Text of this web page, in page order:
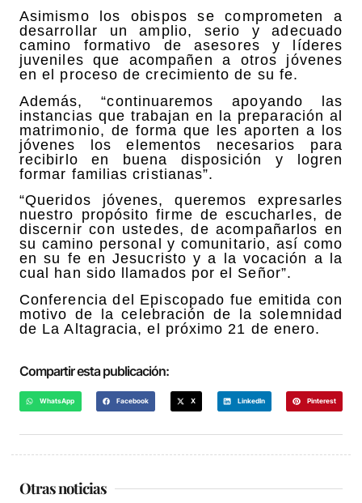
Asimismo los obispos se comprometen a
desarrollar un amplio, serio y adecuado
camino formativo de asesores y líderes
juveniles que acompañen a otros jóvenes
en el proceso de crecimiento de su fe.
Además, “continuaremos apoyando las
instancias que trabajan en la preparación al
matrimonio, de forma que les aporten a los
jóvenes los elementos necesarios para
recibirlo en buena disposición y logren
formar familias cristianas”.
“Queridos jóvenes, queremos expresarles
nuestro propósito firme de escucharles, de
discernir con ustedes, de acompañarlos en
su camino personal y comunitario, así como
en su fe en Jesucristo y a la vocación a la
cual han sido llamados por el Señor”.
Conferencia del Episcopado fue emitida con
motivo de la celebración de la solemnidad
de La Altagracia, el próximo 21 de enero.
Compartir esta publicación:
WhatsApp Facebook X LinkedIn Pinterest
Otras noticias